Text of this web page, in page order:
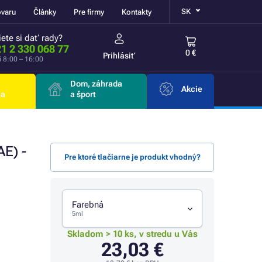
Články Pre firmy Kontakty SK
si dať rady?
2 330 068 77
8:00 – 16:00 Prihlásiť 0 €
Dom, záhrada
a šport
Akcie
-
Pre ktoré tlačiarne je produkt vhodný?
Farebná
5ml
Skladom > 10 ks, v stredu u Vás
23,03 €